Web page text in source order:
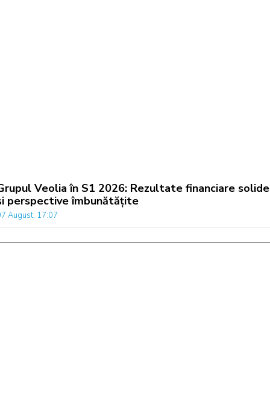
Veolia în S1 2026: Rezultate financiare solide
perspective îmbunătățite
August, 17:07